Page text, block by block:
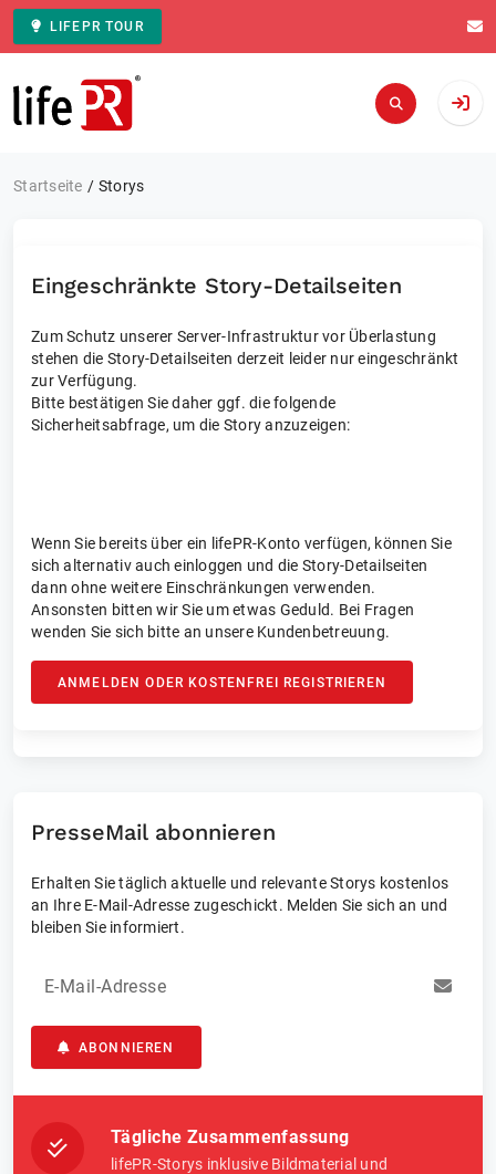
LIFEPR TOUR
Zur Startseite
Startseite Storys
Eingeschränkte Story-Detailseiten
Zum Schutz unserer Server-Infrastruktur vor Überlastung
stehen die Story-Detailseiten derzeit leider nur eingeschränkt
zur Verfügung.
Bitte bestätigen Sie daher ggf. die folgende
Sicherheitsabfrage, um die Story anzuzeigen:
Wenn Sie bereits über ein lifePR-Konto verfügen, können Sie
sich alternativ auch einloggen und die Story-Detailseiten
dann ohne weitere Einschränkungen verwenden.
Ansonsten bitten wir Sie um etwas Geduld. Bei Fragen
wenden Sie sich bitte an unsere Kundenbetreuung.
ANMELDEN ODER KOSTENFREI REGISTRIEREN
PresseMail abonnieren
Erhalten Sie täglich aktuelle und relevante Storys kostenlos
an Ihre E-Mail-Adresse zugeschickt. Melden Sie sich an und
bleiben Sie informiert.
E-Mail-Adresse
ABONNIEREN
Tägliche Zusammenfassung
lifePR-Storys inklusive Bildmaterial und